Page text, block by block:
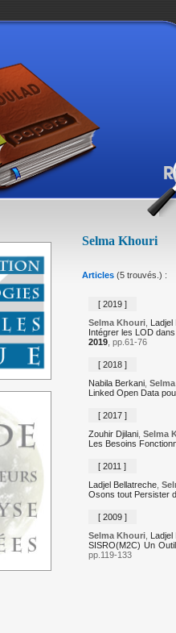
Selma Khouri
Articles (5 trouvés.) :
[ 2019 ]
Selma Khouri, Ladjel
Intégrer les LOD
2019, pp.61-76
[ 2018 ]
Nabila Berkani,
Linked Open Data
[ 2017 ]
Zouhir Djilani, Selma
Les Besoins
[ 2011 ]
Ladjel Bellatreche,
Osons tout Persister
[ 2009 ]
Selma Khouri, Ladjel
SISRO(M2C) Un
pp.119-133